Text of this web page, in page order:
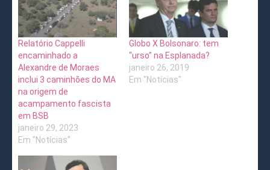
Relatório Cappelli
encaminhado a
Alexandre de Moraes
inclui 3 caminhões do MA
na origem de
acampamento fascista
em BSB
janeiro 29, 2023
Em "Notícias"
Globo X Bolsonaro: tem
“urso” na Esplanada?
janeiro 26, 2019
Em "Notícias"